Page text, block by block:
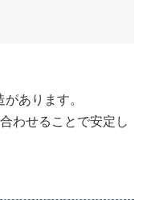
あります。
わせることで安定し